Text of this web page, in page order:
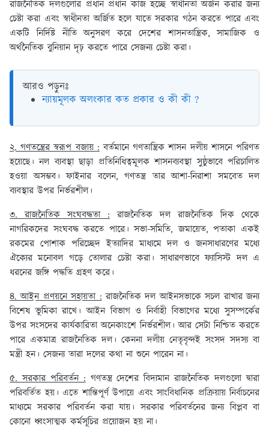
রাজনৈতিক দলগুলোর প্রধান প্রধান কাজ হচ্ছে স্বাধীনতা অর্জন করার জন্য
চেষ্টা করা এবং স্বাধীনতা অর্জিত হলে যাতে সরকার গঠন করতে পারে এবং
একটি নির্দিষ্ট নীতি অনুসরণ করে দেশের শাসনতান্ত্রিক, সামাজিক ও
অর্থনৈতিক বুনিয়ান দৃঢ় করতে পারে সেজন্য চেষ্টা করা।
আরও পড়ুনঃ
ন্যায়মূলক অলংকার কত প্রকার ও কী কী ?
২. গণতন্ত্রের স্বরূপ বজায় :বর্তমানে গণতান্ত্রিক শাসন দলীয় শাসনে পরিণত
হয়েছে। নল ব্যবস্থা ছাড়া প্রতিনিধিত্বমূলক শাসনব্যবস্থা সুষ্ঠুভাবে পরিচালিত
হওয়া অসম্ভব। ফাইনার বলেন, গণতন্ত্র তার আশা-নিরাশা সমবেত দল
ব্যবস্থার উপর নির্ভরশীল।
৩. রাজনৈতিক সংঘবদ্ধতা : রাজনৈতিক দল রাজনৈতিক দিক থেকে
নাগরিকদের সংঘবদ্ধ করতে পারে। সভা-সমিতি, জমায়েত, পতাকা একই
রকমের পোশাক পরিচ্ছেদ ইত্যাদির মাধ্যমে দল ও জনসাধারণের মধ্যে
ঐক্যের মনোবল গড়ে তোলার চেষ্টা করা। সাধারণভাবে ফ্যাসিস্ট দল এ
ধরনের জঙ্গি পদ্ধতি গ্রহণ করে।
৪. আইন প্রণয়নে সহায়তা :রাজনৈতিক দল আইনসভাকে সচল রাখার জন্য
বিশেষ ভূমিকা রাখে। আইন বিভাগ ও নির্বাহী বিভাগের মধ্যে সুসম্পর্কের
উপর সংসদের কার্যকারিতা অনেকাংশে নির্ভরশীল। আর সেটা নিশ্চিত করতে
পারে একমাত্র রাজনৈতিক দল। কেননা দলীয় নেতৃবৃন্দই সংসদ সদস্য বা
মন্ত্রী হন। সেজন্য তারা দলের কথা না শুনে পারেন না।
৫. সরকার পরিবর্তন :গণতন্ত্র দেশের বিদ্যমান রাজনৈতিক দলগুলো দ্বারা
পরিবর্তিত হয়। এতে শান্তিপূর্ণ উপায়ে এবং সাংবিধানিক প্রক্রিয়ায় নির্বাচনের
মাধ্যমে সরকার পরিবর্তন করা যায়। সরকার পরিবর্তনের জন্য বিপ্লব বা
কোনো ধ্বংসাত্মক কর্মসূচির প্রয়োজন হয় না।